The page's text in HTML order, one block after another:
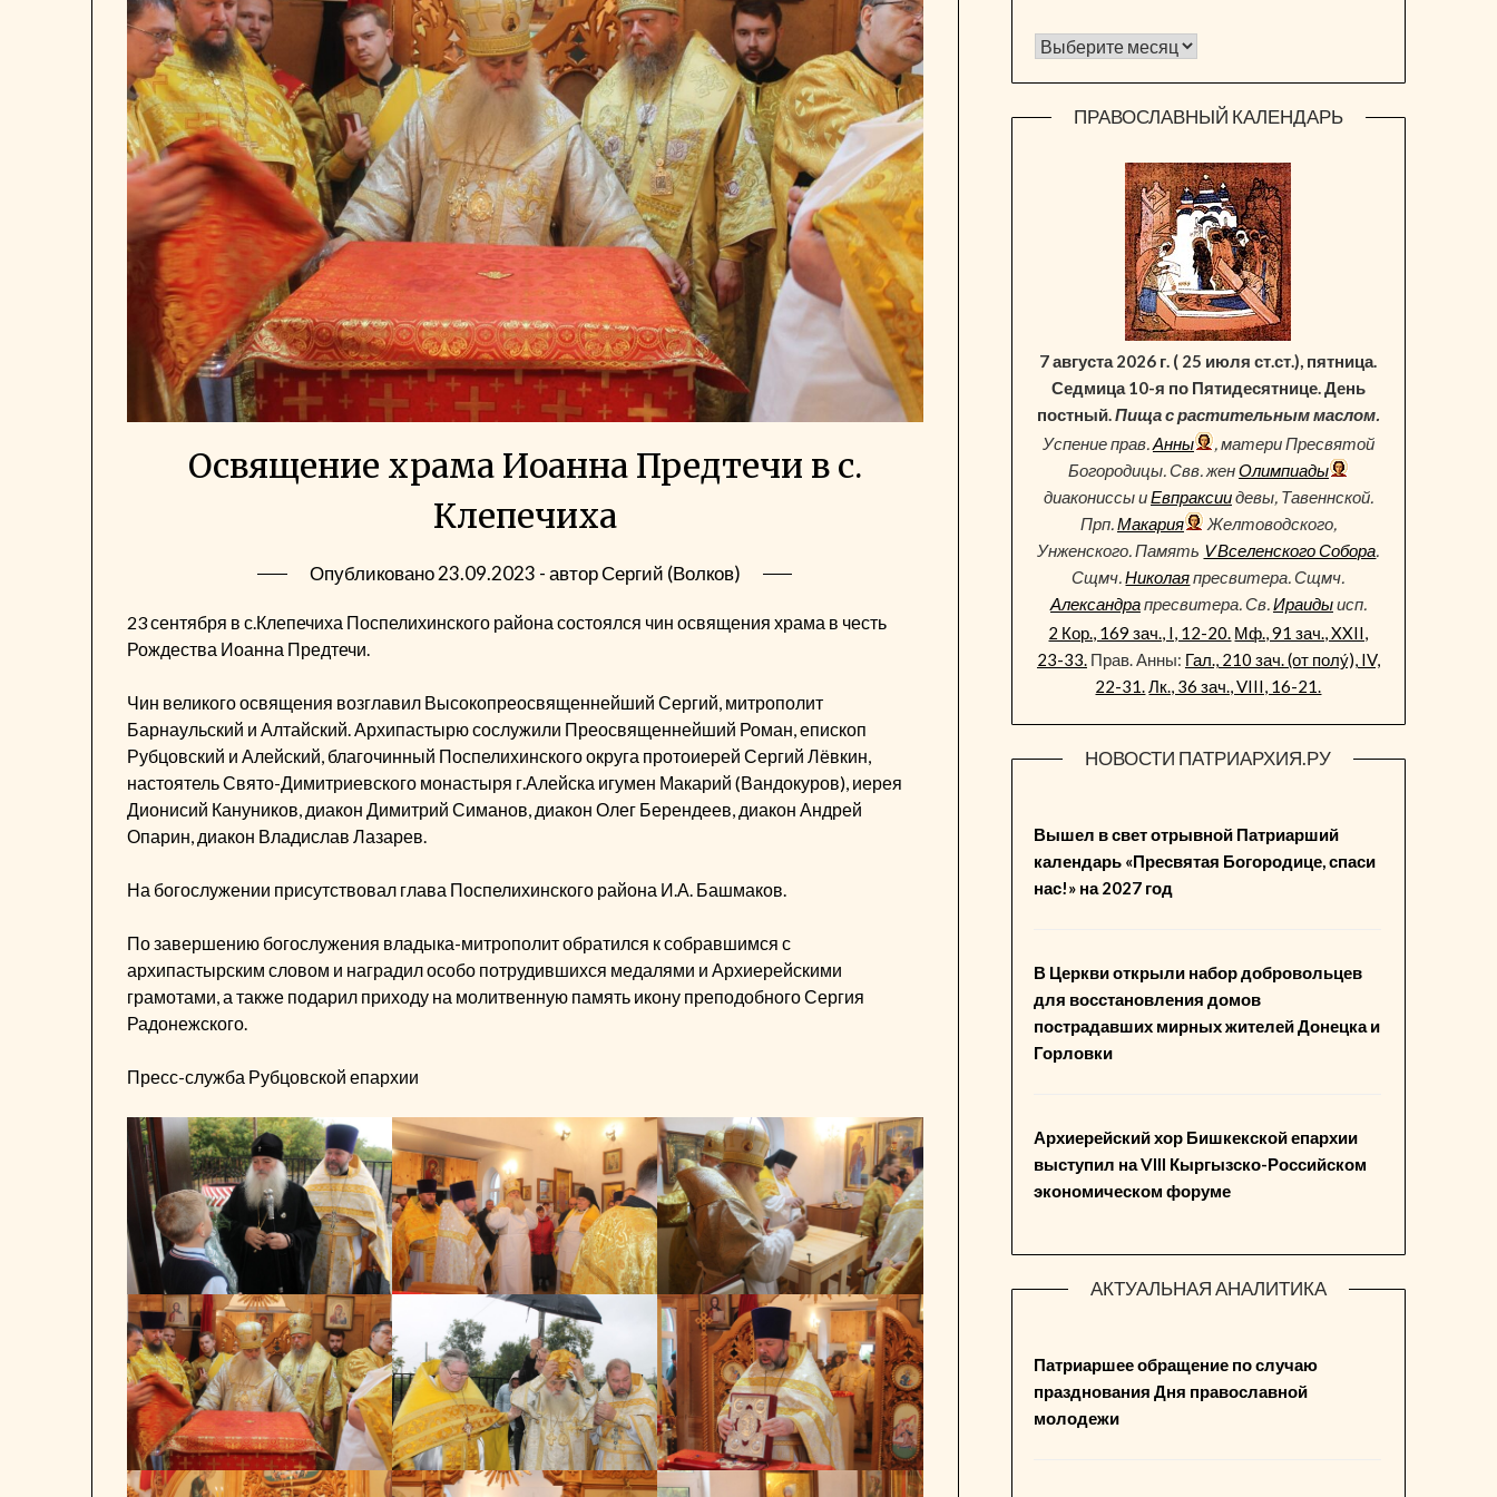
Освящение храма Иоанна Предтечи в с.
Клепечиха
Опубликовано23.09.2023 - авторСергий (Волков)
23 сентября в с.Клепечиха Поспелихинского района состоялся чин освящения храма в честь
Рождества Иоанна Предтечи.
Чин великого освящения возглавил Высокопреосвященнейший Сергий, митрополит
Барнаульский и Алтайский. Архипастырю сослужили Преосвященнейший Роман, епископ
Рубцовский и Алейский, благочинный Поспелихинского округа протоиерей Сергий Лёвкин,
настоятель Свято-Димитриевского монастыря г.Алейска игумен Макарий (Вандокуров), иерея
Дионисий Кануников, диакон Димитрий Симанов, диакон Олег Берендеев, диакон Андрей
Опарин, диакон Владислав Лазарев.
На богослужении присутствовал глава Поспелихинского района И.А. Башмаков.
По завершению богослужения владыка-митрополит обратился к собравшимся с
архипастырским словом и наградил особо потрудившихся медалями и Архиерейскими
грамотами, а также подарил приходу на молитвенную память икону преподобного Сергия
Радонежского.
Пресс-служба Рубцовской епархии
Архив новостей
ПРАВОСЛАВНЫЙ КАЛЕНДАРЬ
7 августа 2026 г. ( 25 июля ст.ст.), пятница.
Седмица 10-я по Пятидесятнице. День
постный.Пища с растительным маслом.
Успение прав.Анны
, матери Пресвятой
Богородицы. Свв. женОлимпиады
диакониссы иЕвпраксиидевы, Тавеннской.
Прп.Макария
Желтоводского,
Унженского. Память V Вселенского Собора.
Сщмч.Николаяпресвитера. Сщмч.
Александрапресвитера. Св.Ираидыисп.
2 Кор., 169 зач., I, 12-20. Мф., 91 зач., XXII,
23-33.Прав. Анны: Гал., 210 зач. (от полу́), IV,
22-31.Лк., 36 зач., VIII, 16-21.
НОВОСТИ ПАТРИАРХИЯ.РУ
Вышел в свет отрывной Патриарший
календарь «Пресвятая Богородице, спаси
нас!» на 2027 год
В Церкви открыли набор добровольцев
для восстановления домов
пострадавших мирных жителей Донецка и
Горловки
Архиерейский хор Бишкекской епархии
выступил на VIII Кыргызско-Российском
экономическом форуме
АКТУАЛЬНАЯ АНАЛИТИКА
Патриаршее обращение по случаю
празднования Дня православной
молодежи